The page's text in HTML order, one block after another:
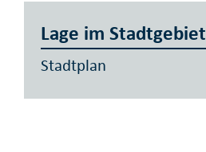
Lage im Stadtgebiet
Stadtplan